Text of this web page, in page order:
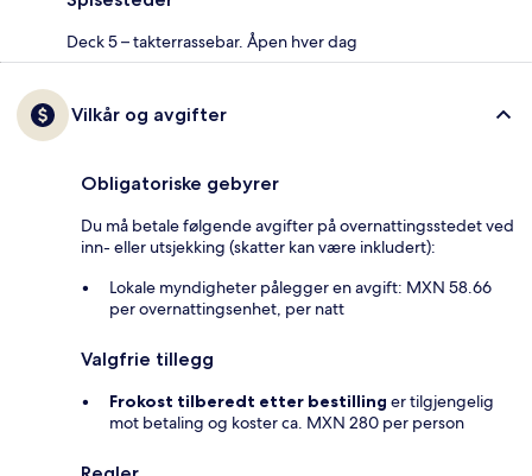
Deck 5 – takterrassebar. Åpen hver dag
Vilkår og avgifter
Obligatoriske gebyrer
Du må betale følgende avgifter på overnattingsstedet ved
inn- eller utsjekking (skatter kan være inkludert):
Lokale myndigheter pålegger en avgift: MXN 58.66
per overnattingsenhet, per natt
Valgfrie tillegg
Frokost tilberedt etter bestilling er tilgjengelig
mot betaling og koster ca. MXN 280 per person